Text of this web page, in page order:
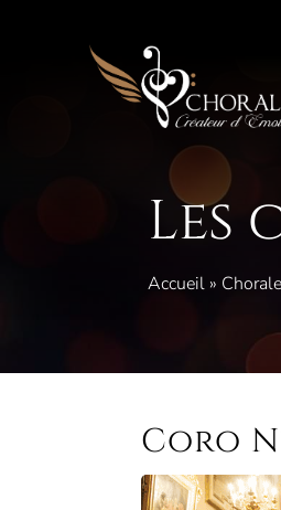
Les
Accueil »
Coro